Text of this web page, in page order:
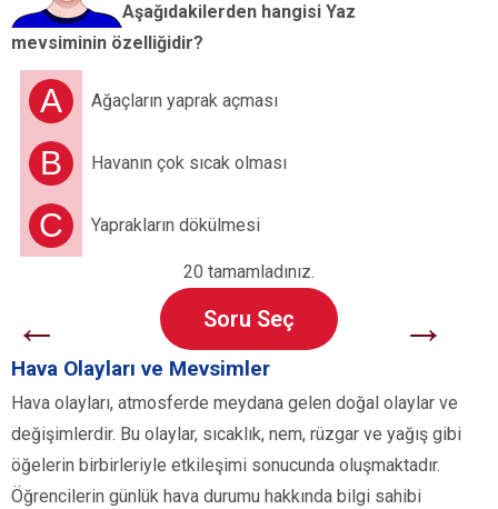
Aşağıdakilerden hangisi Yaz
mevsiminin özelliğidir?
A Ağaçların yaprak açması
B Havanın çok sıcak olması
C Yaprakların dökülmesi
20 tamamladınız.
← Soru Seç →
Hava Olayları ve Mevsimler
Hava olayları, atmosferde meydana gelen doğal olaylar ve
değişimlerdir. Bu olaylar, sıcaklık, nem, rüzgar ve yağış gibi
öğelerin birbirleriyle etkileşimi sonucunda oluşmaktadır.
Öğrencilerin günlük hava durumu hakkında bilgi sahibi